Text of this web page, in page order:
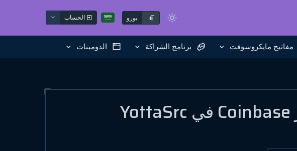
€ يورو الحساب
مفاتيح مايكروسوفت برنامج الشراكة الدومينات